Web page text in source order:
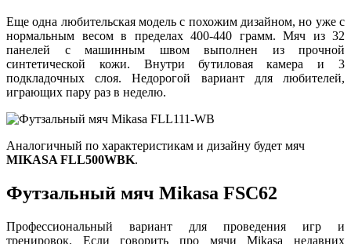
Еще одна любительская модель с похожим дизайном, но уже с
нормальным весом в пределах 400-440 грамм. Мяч из 32
панелей с машинным швом выполнен из прочной
синтетической кожи. Внутри бутиловая камера и 3
подкладочных слоя. Недорогой вариант для любителей,
играющих пару раз в неделю.
Аналогичный по характеристикам и дизайну будет мяч
MIKASA FLL500WBK.
Футзальный мяч Mikasa FSC62
Профессиональный вариант для проведения игр и
тренировок. Если говорить про мячи Mikasa недавних